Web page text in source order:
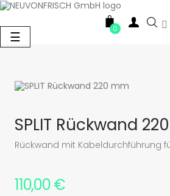
Umschalten
der
☰ 0 
SPLIT Rückwand 220
Rückwand mit Kabeldurchführung für
110,00 €